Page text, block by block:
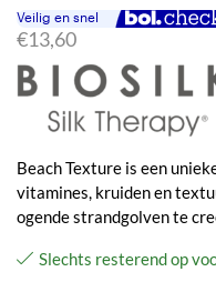
€13,60
Beach Texture is een
vitamines, kruiden en
ogende strandgolven te
Slechts resterend op